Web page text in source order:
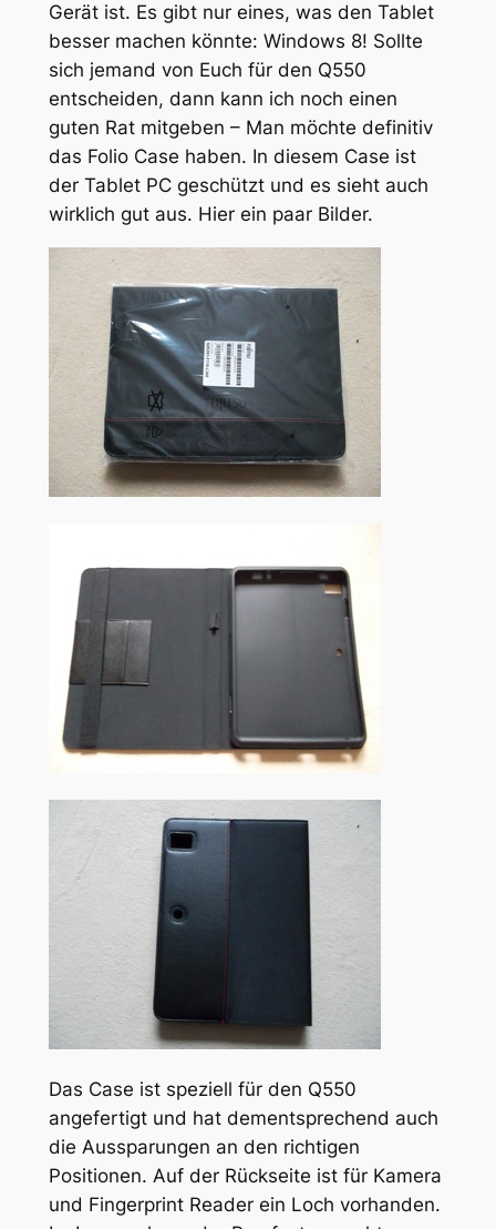
Gerät ist. Es gibt nur eines, was den Tablet
besser machen könnte: Windows 8! Sollte
sich jemand von Euch für den Q550
entscheiden, dann kann ich noch einen
guten Rat mitgeben – Man möchte definitiv
das Folio Case haben. In diesem Case ist
der Tablet PC geschützt und es sieht auch
wirklich gut aus. Hier ein paar Bilder.
Das Case ist speziell für den Q550
angefertigt und hat dementsprechend auch
die Aussparungen an den richtigen
Positionen. Auf der Rückseite ist für Kamera
und Fingerprint Reader ein Loch vorhanden.